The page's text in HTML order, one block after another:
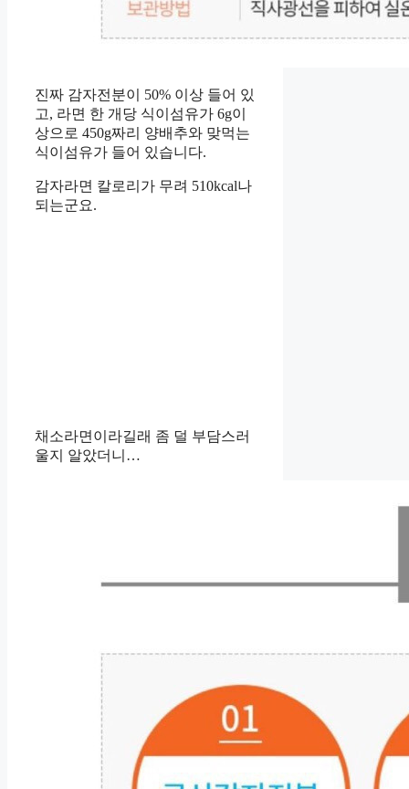
진짜 감자전분이 50% 이상 들어 있
고, 라면 한 개당 식이섬유가 6g이
상으로 450g짜리 양배추와 맞먹는
식이섬유가 들어 있습니다.
감자라면 칼로리가 무려 510kcal나
되는군요.
채소라면이라길래 좀 덜 부담스러
울지 알았더니…